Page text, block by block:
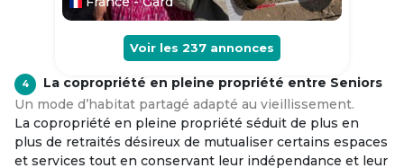
Voir les 237 annonces
4
La copropriété en pleine propriété entre Seniors
Un mode d’habitat partagé adapté au vieillissement.
La copropriété en pleine propriété séduit de plus en
plus de retraités désireux de mutualiser certains espaces
et services tout en conservant leur indépendance et leur